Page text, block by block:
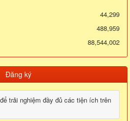
44,299
488,959
88,544,002
Đăng ký
trải nghiệm đầy đủ các tiện ích trên